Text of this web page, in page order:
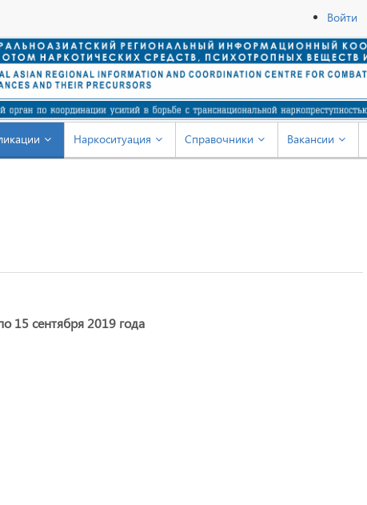
Войти
Наркоситуация Справочники Вакансии
15 сентября 2019 года